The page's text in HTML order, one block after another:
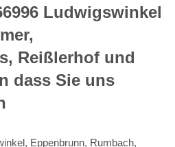
Ludwigswinkel
Reißlerhof und
dass Sie uns
Eppenbrunn, Rumbach,